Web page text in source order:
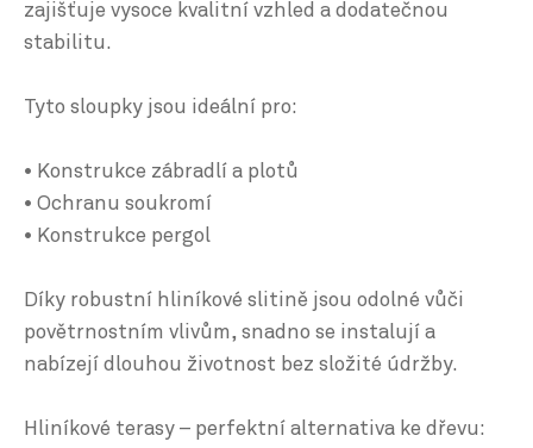
zajišťuje vysoce kvalitní vzhled a dodatečnou
stabilitu.
Tyto sloupky jsou ideální pro:
• Konstrukce zábradlí a plotů
• Ochranu soukromí
• Konstrukce pergol
Díky robustní hliníkové slitině jsou odolné vůči
povětrnostním vlivům, snadno se instalují a
nabízejí dlouhou životnost bez složité údržby.
Hliníkové terasy – perfektní alternativa ke dřevu: